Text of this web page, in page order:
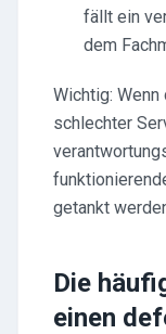
fällt ein
dem
Wichtig:
schlechter
getankt
Die
einen